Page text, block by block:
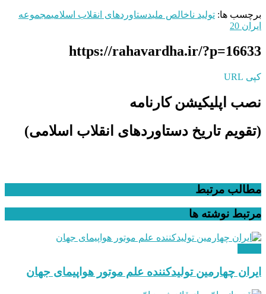
برچسب ها: تولید ناخالص ملیدستاوردهای انقلاب اسلامیمجموعه
ایران 20
https://rahavardha.ir/?p=16633
کپی URL
نصب اپلیکیشن کارنامه
(تقویم تاریخ دستاوردهای انقلاب اسلامی​)
مطالب مرتبط
مرتبط نوشته ها
ایران چهارمین تولیدکننده علم موتور هواپیمای جهان